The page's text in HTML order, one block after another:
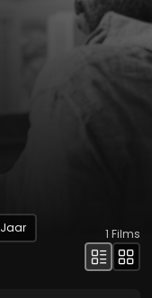
Jaar
1 Films